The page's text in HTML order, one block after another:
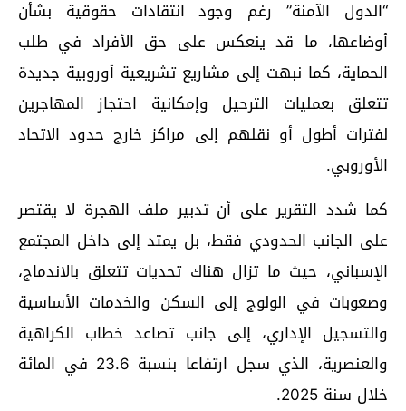
“الدول الآمنة” رغم وجود انتقادات حقوقية بشأن
أوضاعها، ما قد ينعكس على حق الأفراد في طلب
الحماية، كما نبهت إلى مشاريع تشريعية أوروبية جديدة
تتعلق بعمليات الترحيل وإمكانية احتجاز المهاجرين
لفترات أطول أو نقلهم إلى مراكز خارج حدود الاتحاد
الأوروبي.
كما شدد التقرير على أن تدبير ملف الهجرة لا يقتصر
على الجانب الحدودي فقط، بل يمتد إلى داخل المجتمع
الإسباني، حيث ما تزال هناك تحديات تتعلق بالاندماج،
وصعوبات في الولوج إلى السكن والخدمات الأساسية
والتسجيل الإداري، إلى جانب تصاعد خطاب الكراهية
والعنصرية، الذي سجل ارتفاعا بنسبة 23.6 في المائة
خلال سنة 2025.